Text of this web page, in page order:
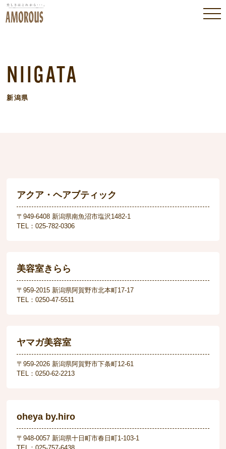
NIIGATA
新潟県
アクア・ヘアブティック
〒949-6408 新潟県南魚沼市塩沢1482-1
TEL：025-782-0306
美容室きらら
〒959-2015 新潟県阿賀野市北本町17-17
TEL：0250-47-5511
ヤマガ美容室
〒959-2026 新潟県阿賀野市下条町12-61
TEL：0250-62-2213
oheya by.hiro
〒948-0057 新潟県十日町市春日町1-103-1